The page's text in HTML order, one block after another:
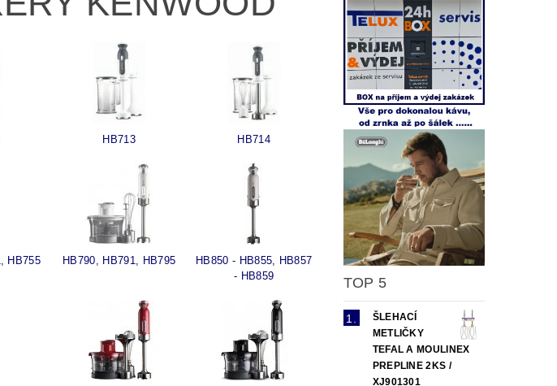
HB713 HB714
HB755 HB790, HB791, HB795
HB850 - HB855, HB857
- HB859
TOP 5
ŠLEHACÍ
METLIČKY
TEFAL A MOULINEX
PREPLINE 2KS /
XJ901301